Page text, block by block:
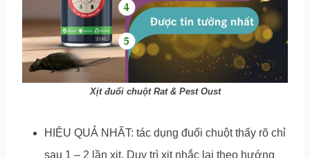
Xịt đuổi chuột Rat & Pest Oust
HIỆU QUẢ NHẤT: tác dụng đuổi chuột thấy rõ chỉ
sau 1 – 2 lần xịt. Duy trì xịt nhắc lại theo hướng